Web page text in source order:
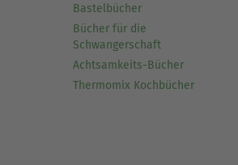
Bastelbücher
Bücher für die
Schwangerschaft
Achtsamkeits-Bücher
Thermomix Kochbücher